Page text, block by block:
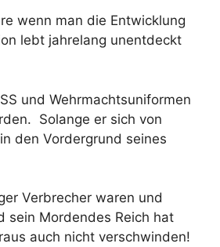
wenn man die Entwicklung
lebt jahrelang unentdeckt
und Wehrmachtsuniformen
Solange er sich von
den Vordergrund seines
Verbrecher waren und
sein Mordendes Reich hat
auch nicht verschwinden!